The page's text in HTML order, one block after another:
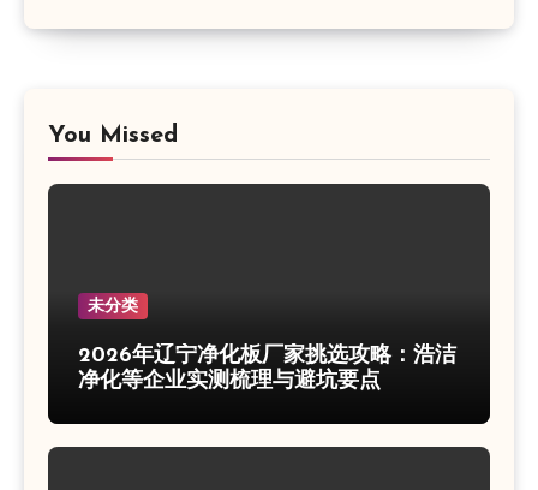
You Missed
未分类
2026年辽宁净化板厂家挑选攻略：浩洁
净化等企业实测梳理与避坑要点